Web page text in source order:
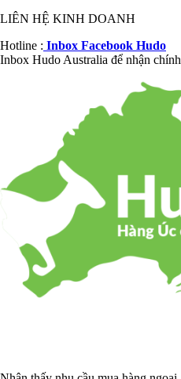
LIÊN HỆ KINH DOANH
Hotline : Inbox Facebook Hudo
Inbox Hudo Australia để nhận